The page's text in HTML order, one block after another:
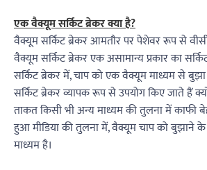
एक वैक्यूम सर्किट ब्रेकर क्या है?
वैक्यूम सर्किट ब्रेकर आमतौर पर पेशेवर रूप से
वैक्यूम सर्किट ब्रेकर एक असामान्य प्रकार का
सर्किट ब्रेकर में, चाप को एक वैक्यूम माध्यम से बुझा
सर्किट ब्रेकर व्यापक रूप से उपयोग किए जाते हैं
ताकत किसी भी अन्य माध्यम की तुलना में काफी
हुआ मीडिया की तुलना में, वैक्यूम चाप को बुझाने
माध्यम है।